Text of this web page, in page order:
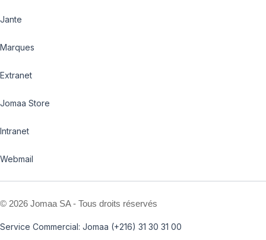
Jante
Marques
Extranet
Jomaa Store
Intranet
Webmail
© 2026 Jomaa SA - Tous droits réservés
Service Commercial: Jomaa (+216) 31 30 31 00